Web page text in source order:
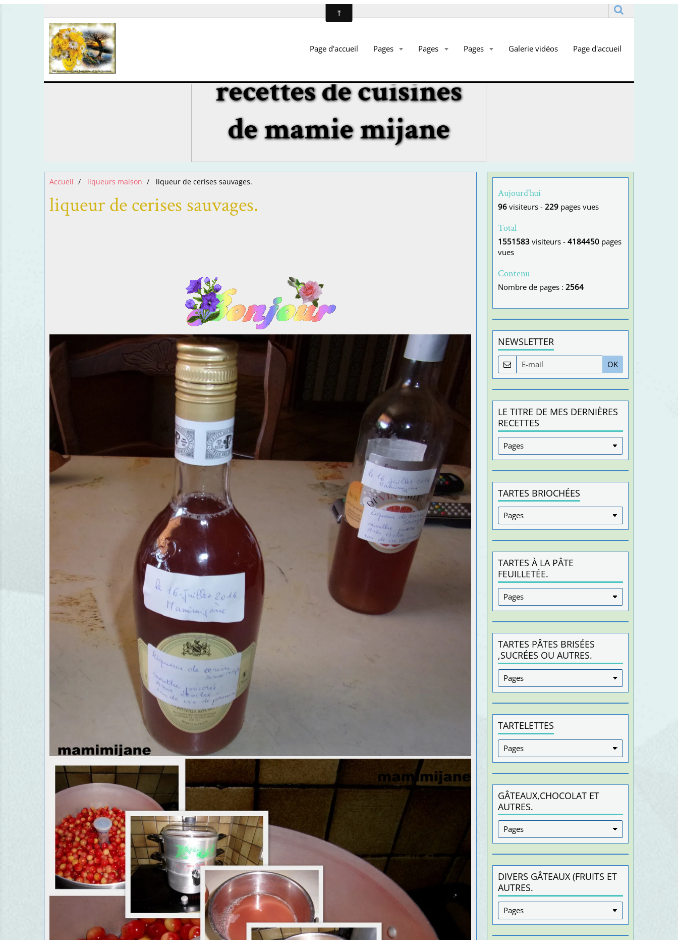
Page d'accueil Pages Pages Pages Galerie vidéos Page d'accueil
recettes de cuisines
de mamie mijane
Accueil liqueurs maison liqueur de cerises sauvages.
liqueur de cerises sauvages. Aujourd'hui
96visiteurs - 229pages vues
Total
1551583visiteurs - 4184450pages
vues
Contenu
Nombre de pages : 2564
NEWSLETTER
OK
LE TITRE DE MES DERNIÈRES
RECETTES
TARTES BRIOCHÉES
TARTES À LA PÂTE
FEUILLETÉE.
TARTES PÂTES BRISÉES
,SUCRÉES OU AUTRES.
TARTELETTES
GÂTEAUX,CHOCOLAT ET
AUTRES.
DIVERS GÂTEAUX (FRUITS ET
AUTRES.